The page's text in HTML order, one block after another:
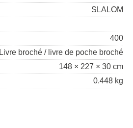
SLALOM
400
Livre broché / livre de poche broché
148 × 227 × 30 cm
0.448 kg